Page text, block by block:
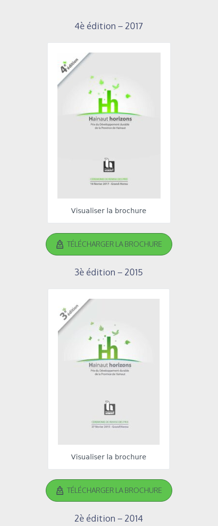
4è édition – 2017
Visualiser la brochure
TÉLÉCHARGER LA BROCHURE
3è édition – 2015
Visualiser la brochure
TÉLÉCHARGER LA BROCHURE
2è édition – 2014